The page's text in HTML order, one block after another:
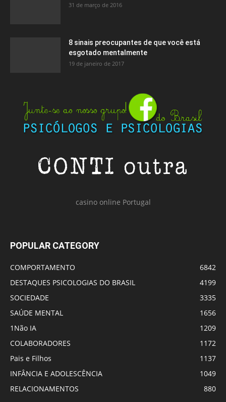
31 de março de 2016
8 sinais preocupantes de que você está
esgotado mentalmente
19 de janeiro de 2017
casino online Portugal
POPULAR CATEGORY
COMPORTAMENTO
6842
DESTAQUES PSICOLOGIAS DO BRASIL
4199
SOCIEDADE
3335
SAÚDE MENTAL
1656
1Não IA
1209
COLABORADORES
1172
Pais e Filhos
1137
INFÂNCIA E ADOLESCÊNCIA
1049
RELACIONAMENTOS
880